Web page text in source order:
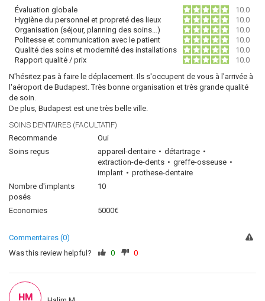
Évaluation globale
10.0
Hygiène du personnel et propreté des lieux
10.0
Organisation (séjour, planning des soins…)
10.0
Politesse et communication avec le patient
10.0
Qualité des soins et modernité des installations
10.0
Rapport qualité / prix
10.0
N'hésitez pas à faire le déplacement. Ils s'occupent de vous à l'arrivée à
l'aéroport de Budapest. Très bonne organisation et très grande qualité
de soin.
De plus, Budapest est une très belle ville.
SOINS DENTAIRES (FACULTATIF)
Recommande
Oui
Soins reçus
appareil-dentaire
détartrage
extraction-de-dents
greffe-osseuse
implant
prothese-dentaire
Nombre d'implants
posés
10
Economies 5000€
Commentaires (0)
Was this review helpful?
0 0
HM